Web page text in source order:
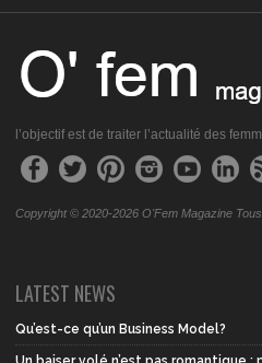
l’objectif est de traiter l’actualité des
Copyright © 2020-2026 O'Fem Magazine
LATEST NEWS
Qu’est-ce qu’un Business Model?